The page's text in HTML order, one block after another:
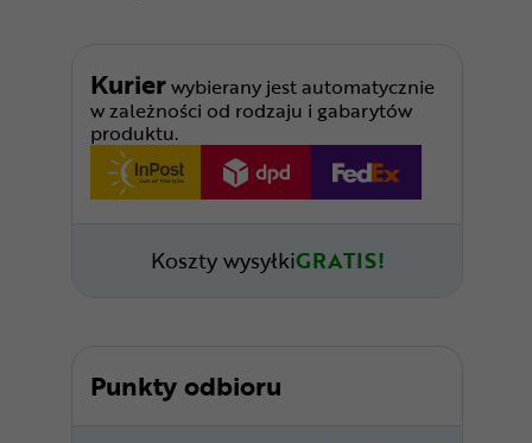
Kurierwybierany jest automatycznie
w zależności od rodzaju i gabarytów
produktu.
Koszty wysyłkiGRATIS!
Punkty odbioru